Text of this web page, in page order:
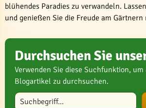
blühendes Paradies zu verwandeln.
und genießen Sie die Freude am Gärtnern
Durchsuchen Sie
Verwenden Sie diese Suchfunktion,
Blogartikel zu durchsuchen.
Blog durchsuchen